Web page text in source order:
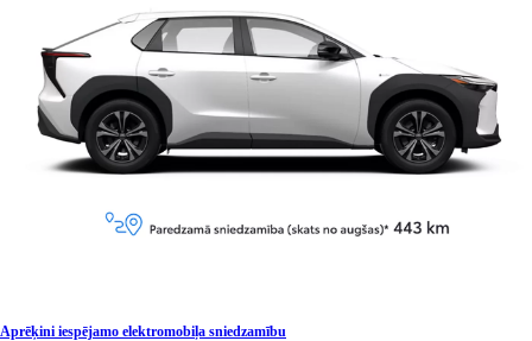
Aprēķini iespējamo elektromobiļa sniedzamību